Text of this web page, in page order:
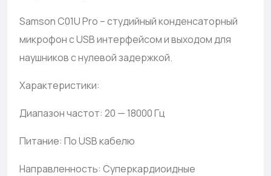
Samson C01U Pro – студийный конденсаторный
микрофон с USB интерфейсом и выходом для
наушников с нулевой задержкой.
Характеристики:
Диапазон частот: 20 — 18000 Гц
Питание: По USB кабелю
Направленность: Суперкардиоидные